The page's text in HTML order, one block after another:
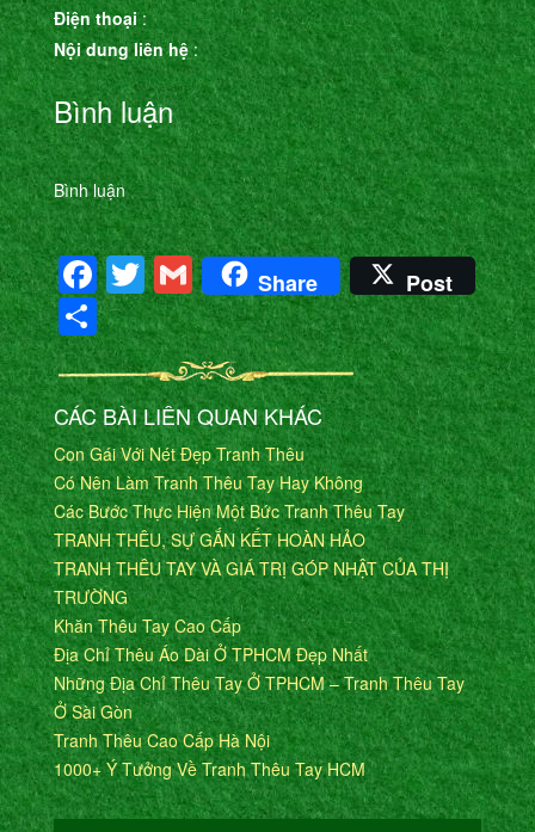
Điện thoại:
Nội dung liên hệ:
Bình luận
Bình luận
Facebook
Twitter
Gmail
Share Post
Share
CÁC BÀI LIÊN QUAN KHÁC
Con Gái Với Nét Đẹp Tranh Thêu
Có Nên Làm Tranh Thêu Tay Hay Không
Các Bước Thực Hiện Một Bức Tranh Thêu Tay
TRANH THÊU, SỰ GẮN KẾT HOÀN HẢO
TRANH THÊU TAY VÀ GIÁ TRỊ GÓP NHẬT CỦA THỊ
TRƯỜNG
Khăn Thêu Tay Cao Cấp
Địa Chỉ Thêu Áo Dài Ở TPHCM Đẹp Nhất
Những Địa Chỉ Thêu Tay Ở TPHCM – Tranh Thêu Tay
Ở Sài Gòn
Tranh Thêu Cao Cấp Hà Nội
1000+ Ý Tưởng Về Tranh Thêu Tay HCM